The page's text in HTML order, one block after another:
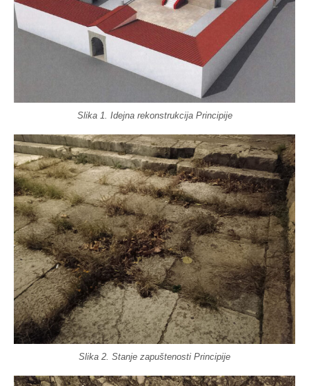
Slika 1. Idejna rekonstrukcija Principije
Slika 2. Stanje zapuštenosti Principije